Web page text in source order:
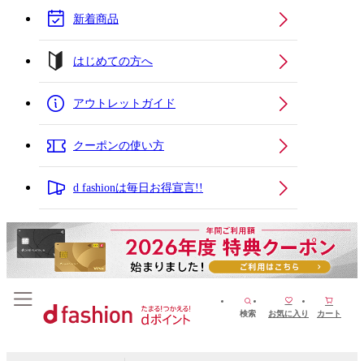
新着商品
はじめての方へ
アウトレットガイド
クーポンの使い方
d fashionは毎日お得宣言!!
検索 お気に入り カート